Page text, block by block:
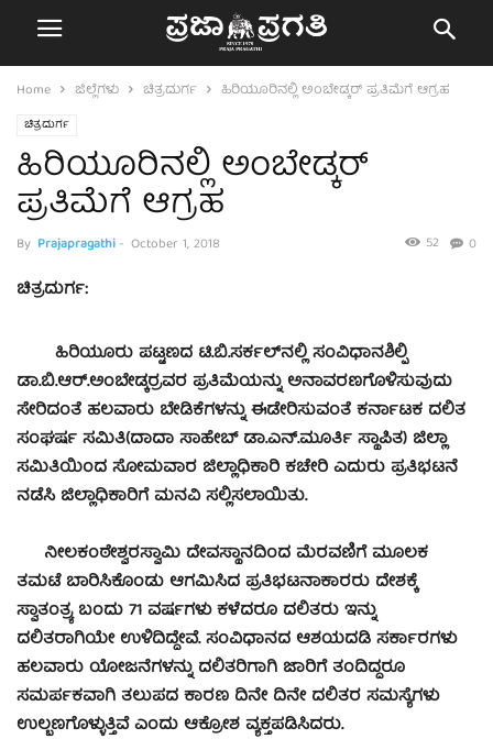
Home ಜಿಲ್ಲೆಗಳು ಚಿತ್ರದುರ್ಗ ಹಿರಿಯೂರಿನಲ್ಲಿ ಅಂಬೇಡ್ಕರ್ ಪ್ರತಿಮೆಗೆ ಆಗ್ರಹ
ಚಿತ್ರದುರ್ಗ
ಹಿರಿಯೂರಿನಲ್ಲಿ ಅಂಬೇಡ್ಕರ್
ಪ್ರತಿಮೆಗೆ ಆಗ್ರಹ
By Prajapragathi- October 1, 2018 0
52
ಚಿತ್ರದುರ್ಗ:
ಹಿರಿಯೂರು ಪಟ್ಟಣದ ಟಿ.ಬಿ.ಸರ್ಕಲ್‍ನಲ್ಲಿ ಸಂವಿಧಾನಶಿಲ್ಪಿ
ಡಾ.ಬಿ.ಆರ್.ಅಂಬೇಡ್ಕರ್‍ರವರ ಪ್ರತಿಮೆಯನ್ನು ಅನಾವರಣಗೊಳಿಸುವುದು
ಸೇರಿದಂತೆ ಹಲವಾರು ಬೇಡಿಕೆಗಳನ್ನು ಈಡೇರಿಸುವಂತೆ ಕರ್ನಾಟಕ ದಲಿತ
ಸಂಘರ್ಷ ಸಮಿತಿ(ದಾದಾ ಸಾಹೇಬ್ ಡಾ.ಎನ್.ಮೂರ್ತಿ ಸ್ಥಾಪಿತ) ಜಿಲ್ಲಾ
ಸಮಿತಿಯಿಂದ ಸೋಮವಾರ ಜಿಲ್ಲಾಧಿಕಾರಿ ಕಚೇರಿ ಎದುರು ಪ್ರತಿಭಟನೆ
ನಡೆಸಿ ಜಿಲ್ಲಾಧಿಕಾರಿಗೆ ಮನವಿ ಸಲ್ಲಿಸಲಾಯಿತು.
ನೀಲಕಂಠೇಶ್ವರಸ್ವಾಮಿ ದೇವಸ್ಥಾನದಿಂದ ಮೆರವಣಿಗೆ ಮೂಲಕ
ತಮಟೆ ಬಾರಿಸಿಕೊಂಡು ಆಗಮಿಸಿದ ಪ್ರತಿಭಟನಾಕಾರರು ದೇಶಕ್ಕೆ
ಸ್ವಾತಂತ್ರ್ಯ ಬಂದು 71 ವರ್ಷಗಳು ಕಳೆದರೂ ದಲಿತರು ಇನ್ನು
ದಲಿತರಾಗಿಯೇ ಉಳಿದಿದ್ದೇವೆ. ಸಂವಿಧಾನದ ಆಶಯದಡಿ ಸರ್ಕಾರಗಳು
ಹಲವಾರು ಯೋಜನೆಗಳನ್ನು ದಲಿತರಿಗಾಗಿ ಜಾರಿಗೆ ತಂದಿದ್ದರೂ
ಸಮರ್ಪಕವಾಗಿ ತಲುಪದ ಕಾರಣ ದಿನೇ ದಿನೇ ದಲಿತರ ಸಮಸ್ಯೆಗಳು
ಉಲ್ಬಣಗೊಳ್ಳುತ್ತಿವೆ ಎಂದು ಆಕ್ರೋಶ ವ್ಯಕ್ತಪಡಿಸಿದರು.